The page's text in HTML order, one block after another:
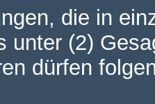
die in
unter (2)
dürfen